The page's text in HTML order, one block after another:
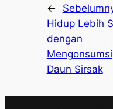
←
Hidup Lebih
dengan
Mengonsumsi
Daun Sirsak